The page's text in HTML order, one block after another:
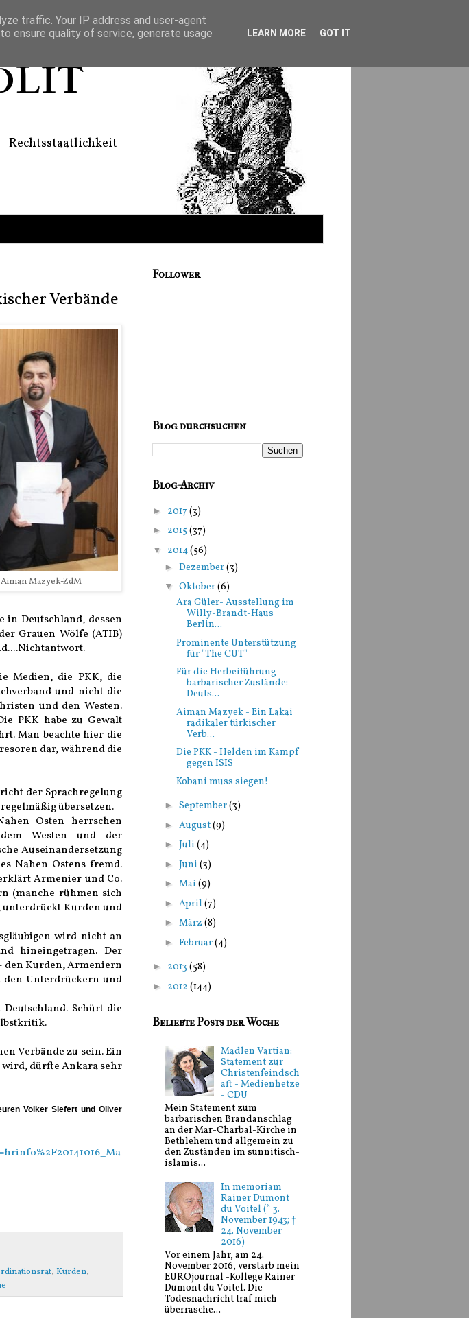
Rechtsstaatlichkeit
Verbände
Mazyek-ZdM
Deutschland, dessen
Grauen Wölfe (ATIB)
Medien, die PKK, die
und nicht die
und den Westen.
PKK habe zu Gewalt
Man beachte hier die
dar, während die
der Sprachregelung
übersetzen.
Osten herrschen
dem Westen und der
Auseinandersetzung
Nahen Ostens fremd.
Armenier und Co.
(manche rühmen sich
unterdrückt Kurden und
wird nicht an
hineingetragen. Der
den Kurden, Armeniern
den Unterdrückern und
Schürt die
Verbände zu sein. Ein
dürfte Ankara sehr
Volker Siefert und Oliver
, Kurden,
Follower
Blog durchsuchen
Blog-Archiv
► 2017 (3)
► 2015 (37)
▼ 2014(56)
► Dezember(3)
▼ Oktober(6)
Ara Güler- Ausstellung im
Willy-Brandt-Haus
Berlin...
Prominente Unterstützung
für "The CUT"
Für die Herbeiführung
barbarischer Zustände:
Deuts...
Aiman Mazyek - Ein Lakai
radikaler türkischer
Verb...
Die PKK - Helden im Kampf
gegen ISIS
Kobani muss siegen!
► September(3)
► August(9)
► Juli (4)
► Juni (3)
► Mai (9)
► April (7)
► März(8)
► Februar(4)
► 2013 (58)
► 2012 (144)
Beliebte Posts der Woche
Madlen Vartian:
Statement zur
Christenfeindsch
aft - Medienhetze
- CDU
Mein Statement zum
barbarischen Brandanschlag
an der Mar-Charbal-Kirche in
Bethlehem und allgemein zu
den Zuständen im sunnitisch-
islamis...
In memoriam
Rainer Dumont
du Voitel (* 3.
November 1943; †
24. November
2016)
Vor einem Jahr, am 24.
November 2016, verstarb mein
EUROjournal -Kollege Rainer
Dumont du Voitel. Die
Todesnachricht traf mich
überrasche...
traffic. Your IP address and user-agent
ensure quality of service, generate usage
LEARN MORE GOT IT